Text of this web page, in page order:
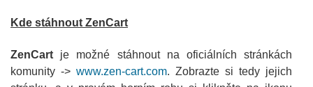
Kde stáhnout ZenCart
ZenCart je možné stáhnout na oficiálních stránkách
komunity -> www.zen-cart.com. Zobrazte si tedy jejich